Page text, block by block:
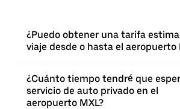
¿Puedo obtener una tarifa
viaje desde o hasta el aeropuerto
¿Cuánto tiempo tendré que
servicio de auto privado en el
aeropuerto MXL?